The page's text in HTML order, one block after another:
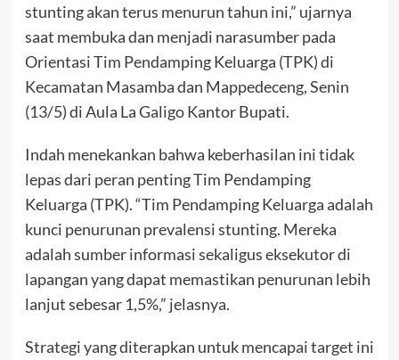
stunting akan terus menurun tahun ini,” ujarnya
saat membuka dan menjadi narasumber pada
Orientasi Tim Pendamping Keluarga (TPK) di
Kecamatan Masamba dan Mappedeceng, Senin
(13/5) di Aula La Galigo Kantor Bupati.
Indah menekankan bahwa keberhasilan ini tidak
lepas dari peran penting Tim Pendamping
Keluarga (TPK). “Tim Pendamping Keluarga adalah
kunci penurunan prevalensi stunting. Mereka
adalah sumber informasi sekaligus eksekutor di
lapangan yang dapat memastikan penurunan lebih
lanjut sebesar 1,5%,” jelasnya.
Strategi yang diterapkan untuk mencapai target ini